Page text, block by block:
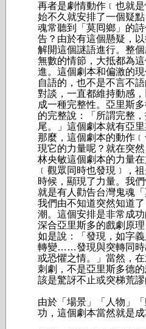
再者是劇情動作﹝也就
始不久就安排了一個疑
魂常聽到「莫囘鄉」的
告？由於有這個懸疑，
解開這個謎語進行。整
無數的情節，大抵都為
進。這個劇本和偏激的
自語的，也不是不言不
對談，一直都維持動感
成一種完整性。亞里斯
的完整說：「所謂完整
尾。」這個劇本就有亞
那麼，這個劇本的動作
現它的力量呢？就在突
林央敏這個劇本的力量
﹝觀眾同時也發現﹞，
時候，顯現了力量。我
就是有人勸告台灣鬼魂
我們由不知道突然知道
潮。這個安排是非常成
深合亞里斯多的戲劇原
如是說：「發現，如字
轉變……發現與突轉同時
或恐懼之情。」當然，
刺劇，不是亞里斯多德
該是驚訝不止或突梯荒謬
由於「場景」「人物」
功，這個劇本當然就是成